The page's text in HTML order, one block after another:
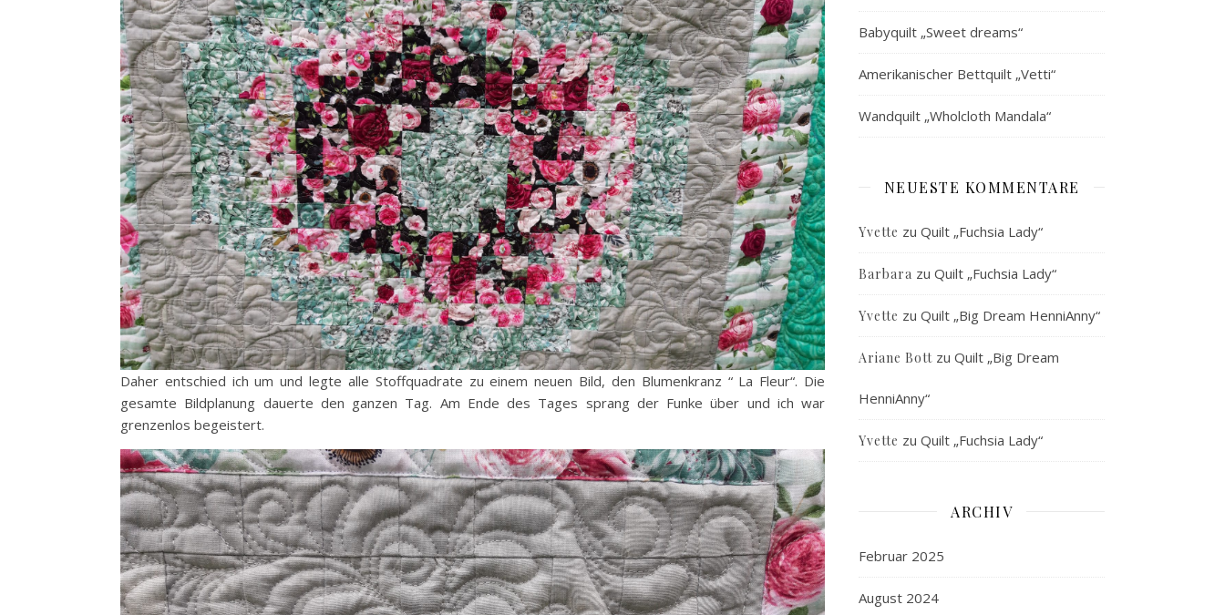
Daher entschied ich um und legte alle Stoffquadrate zu einem neuen Bild, den Blumenkranz “ La Fleur“. Die
gesamte Bildplanung dauerte den ganzen Tag. Am Ende des Tages sprang der Funke über und ich war
grenzenlos begeistert.
Babyquilt „Sweet dreams“
Amerikanischer Bettquilt „Vetti“
Wandquilt „Wholcloth Mandala“
NEUESTE KOMMENTARE
Yvette zu Quilt „Fuchsia Lady“
Barbara zu Quilt „Fuchsia Lady“
Yvette zu Quilt „Big Dream HenniAnny“
Ariane Bott zu Quilt „Big Dream
HenniAnny“
Yvette zu Quilt „Fuchsia Lady“
ARCHIV
Februar 2025
August 2024